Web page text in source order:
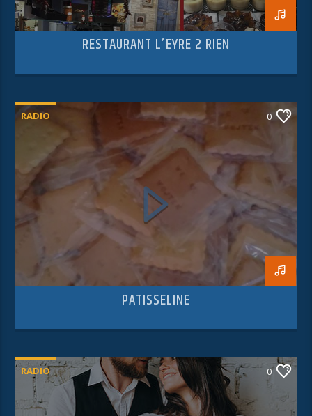
RESTAURANT L’EYRE 2 RIEN
RADIO 0
PATISSELINE
RADIO 0